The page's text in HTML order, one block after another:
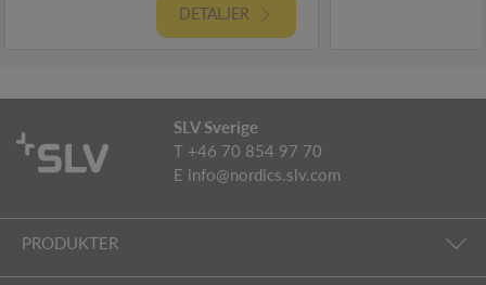
DETALJER
SLV Sverige
T +46 70 854 97 70
E info@nordics.slv.com
PRODUKTER